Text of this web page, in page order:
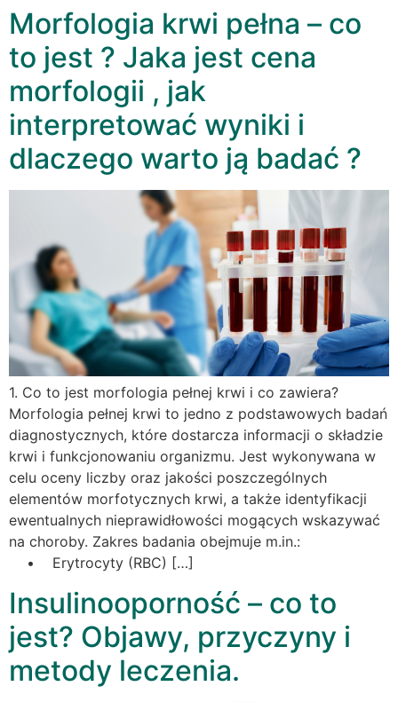
Morfologia krwi pełna – co
to jest ? Jaka jest cena
morfologii , jak
interpretować wyniki i
dlaczego warto ją badać ?
1. Co to jest morfologia pełnej krwi i co zawiera?
Morfologia pełnej krwi to jedno z podstawowych badań
diagnostycznych, które dostarcza informacji o składzie
krwi i funkcjonowaniu organizmu. Jest wykonywana w
celu oceny liczby oraz jakości poszczególnych
elementów morfotycznych krwi, a także identyfikacji
ewentualnych nieprawidłowości mogących wskazywać
na choroby. Zakres badania obejmuje m.in.:
• Erytrocyty (RBC) […]
Insulinooporność – co to
jest? Objawy, przyczyny i
metody leczenia.